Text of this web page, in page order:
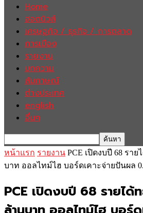
Home
ฮอตนิวส์
เศรษฐกิจ / ธุรกิจ / การตลาด
การเมือง
รายงาน
บทความ
สัมภาษณ์
ต่างประเทศ
english
อื่นๆ
หน้าแรก รายงาน PCE เปิดงบปี 68 ราย
บาท ออลไทม์ไฮ บอร์ดเคาะจ่ายปันผล
PCE เปิดงบปี 68 รายได้